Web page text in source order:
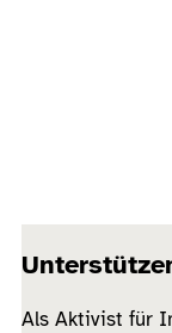
Als Aktivist für